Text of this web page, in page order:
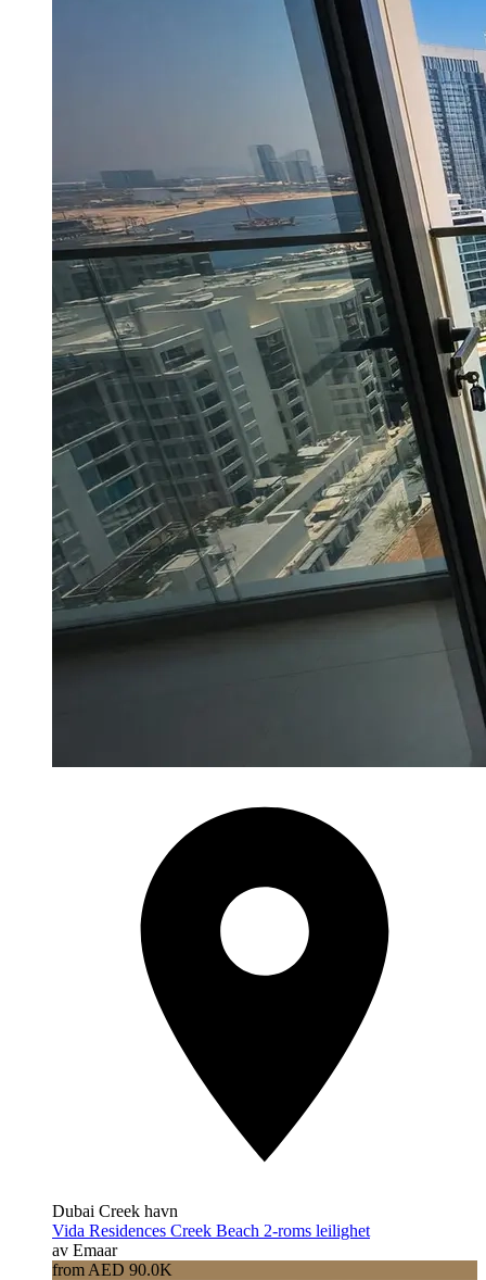
Dubai Creek havn
Vida Residences Creek Beach 2-roms leilighet
av Emaar
from AED 90.0K